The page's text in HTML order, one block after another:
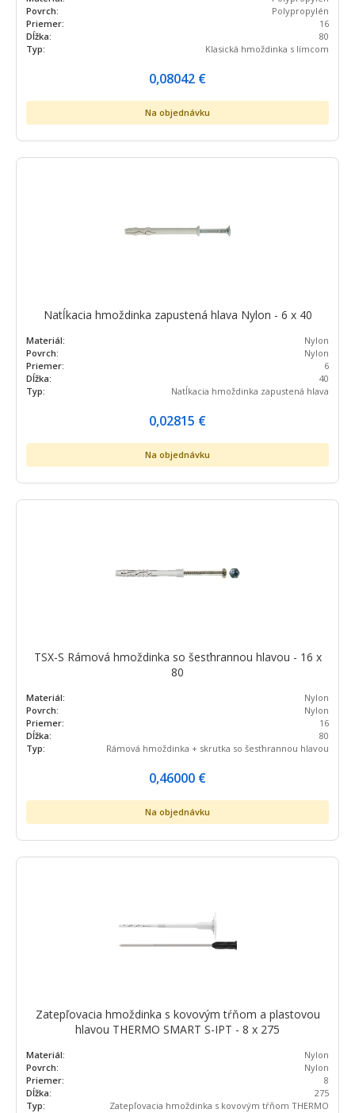
Povrch:
Polypropylén
Priemer:
16
Dĺžka:
80
Typ:
Klasická hmoždinka s límcom
0,08042 €
Na objednávku
Natĺkacia hmoždinka zapustená hlava Nylon - 6 x 40
Materiál:
Nylon
Povrch:
Nylon
Priemer:
6
Dĺžka:
40
Typ:
Natĺkacia hmoždinka zapustená hlava
0,02815 €
Na objednávku
TSX-S Rámová hmoždinka so šesťhrannou hlavou - 16 x
80
Materiál:
Nylon
Povrch:
Nylon
Priemer:
16
Dĺžka:
80
Typ:
Rámová hmoždinka + skrutka so šesťhrannou hlavou
0,46000 €
Na objednávku
Zatepľovacia hmoždinka s kovovým tŕňom a plastovou
hlavou THERMO SMART S-IPT - 8 x 275
Materiál:
Nylon
Povrch:
Nylon
Priemer:
8
Dĺžka:
275
Typ:
Zatepľovacia hmoždinka s kovovým tŕňom THERMO